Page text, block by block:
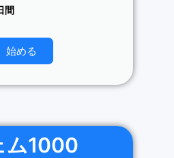
間
始める
ム1000